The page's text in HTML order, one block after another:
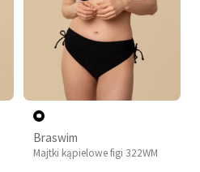
Braswim
Majtki kąpielowe figi 322WM